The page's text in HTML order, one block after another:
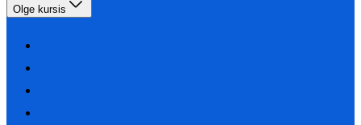
Olge kursis